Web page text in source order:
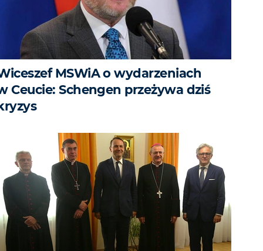
MSWiA o wydarzeniach
Ceucie: Schengen przeżywa dziś